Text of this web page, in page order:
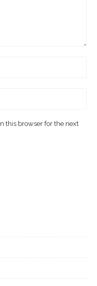
this browser for the next